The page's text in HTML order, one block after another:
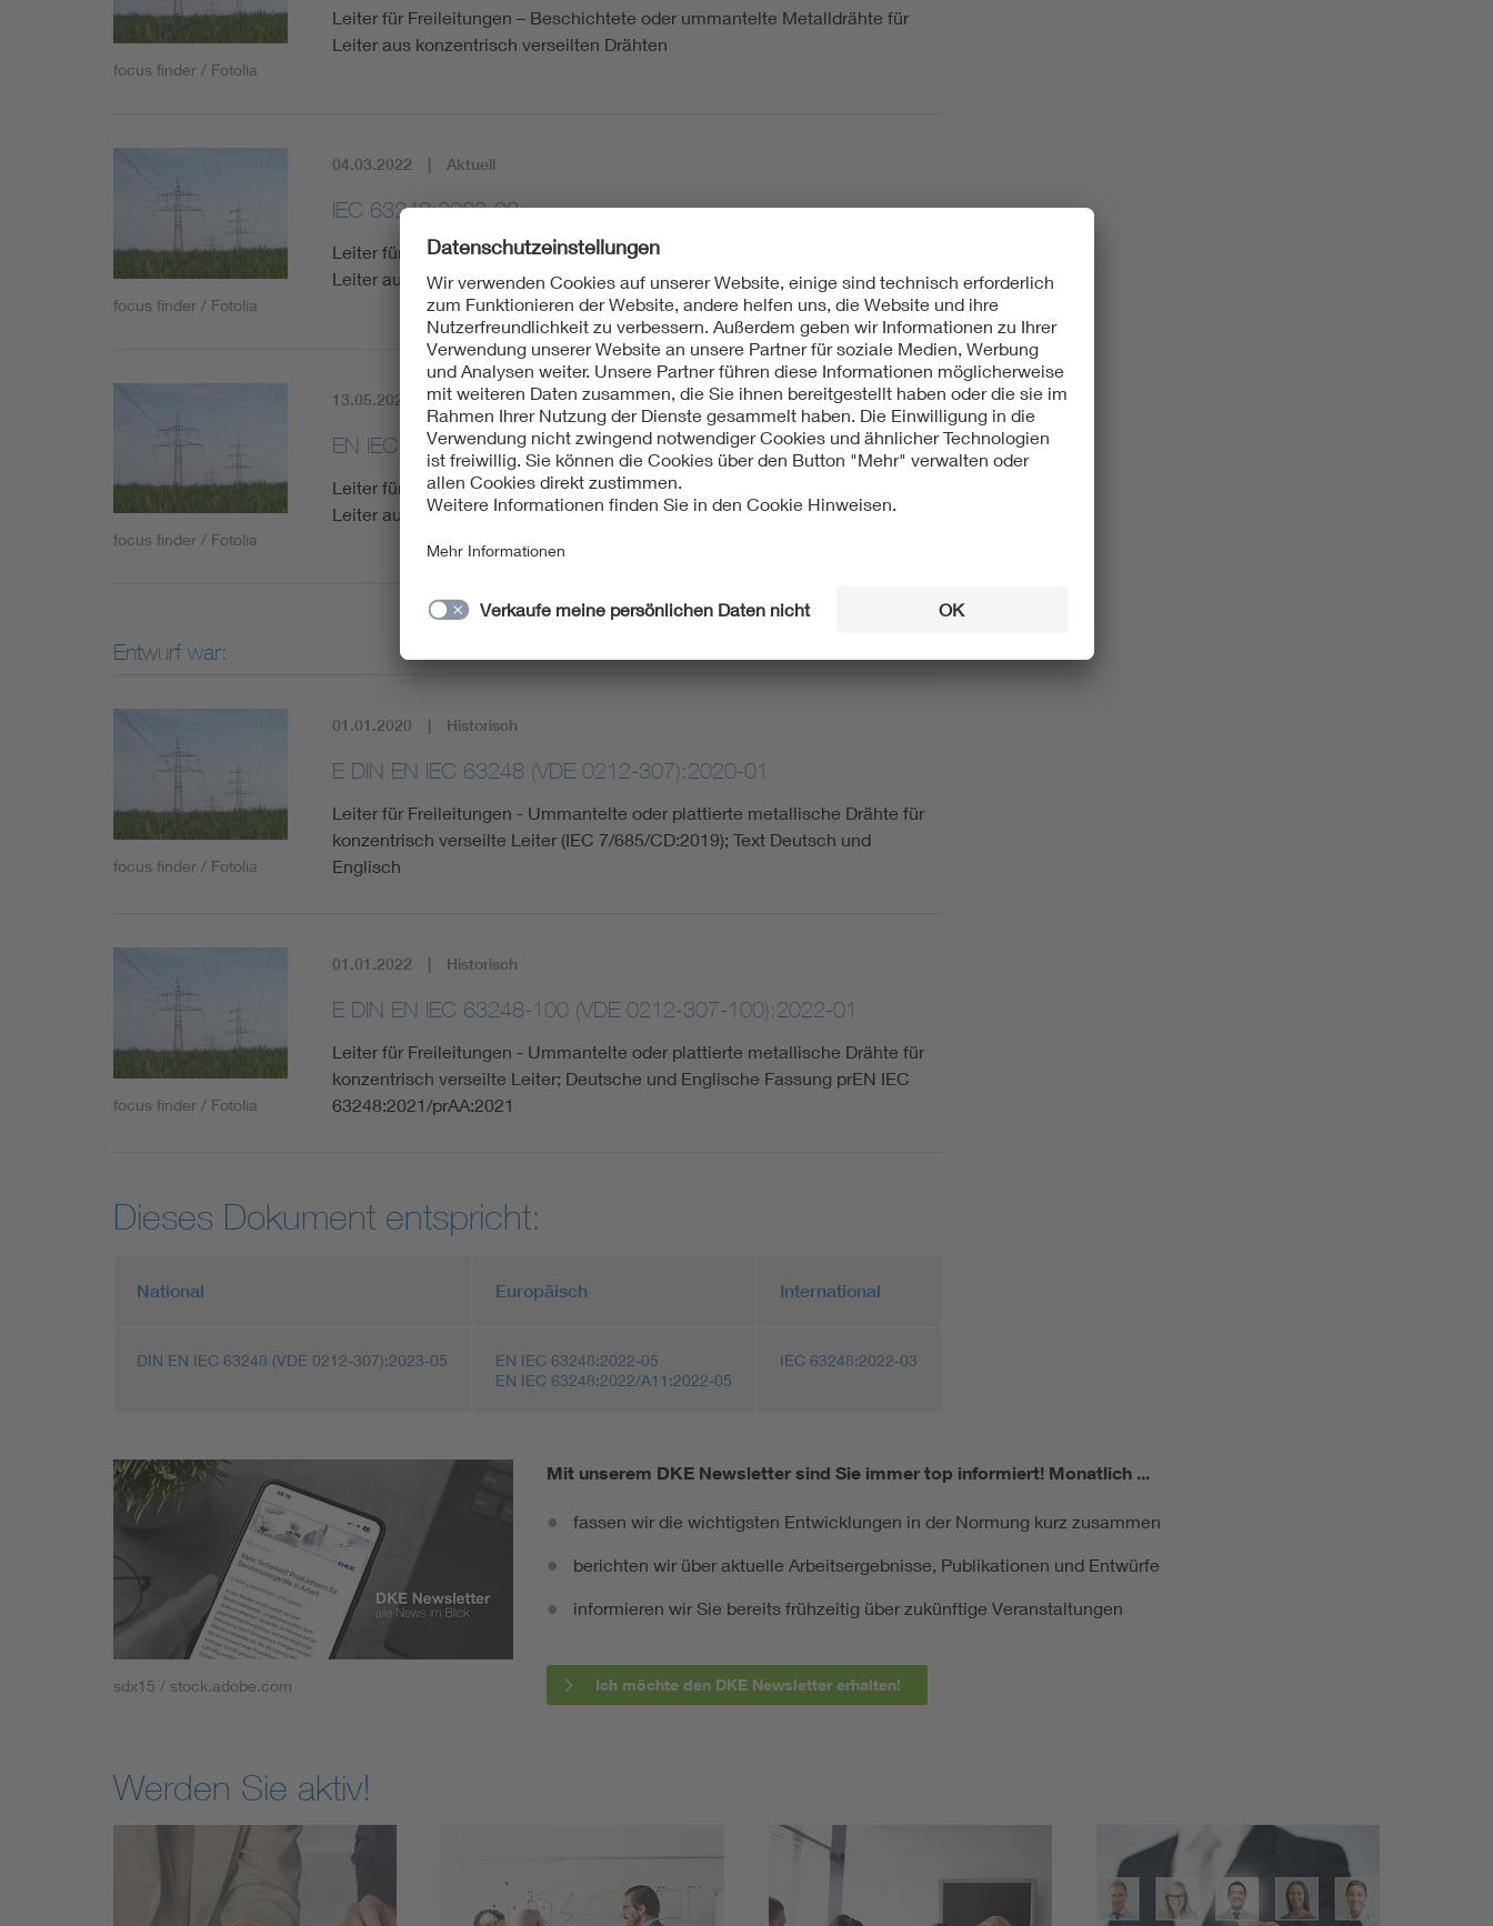
focus finder / Fotolia
Leiter für Freileitungen – Beschichtete oder ummantelte Metalldrähte für
Leiter aus konzentrisch verseilten Drähten
focus finder / Fotolia
04.03.2022 Aktuell
IEC 63248:2022-03
Leiter für Freileitungen – Beschichtete oder ummantelte Metalldrähte für
Leiter aus konzentrisch verseilten Drähten
focus finder / Fotolia
13.05.2022 Aktuell
EN IEC 63248:2022/A11:2022-05
Leiter für Freileitungen - Beschichtete oder ummantelte Metalldrähte für
Leiter aus konzentrisch verseilten Drähten
Entwurf war:
focus finder / Fotolia
01.01.2020 Historisch
E DIN EN IEC 63248 (VDE 0212-307):2020-01
Leiter für Freileitungen - Ummantelte oder plattierte metallische Drähte für
konzentrisch verseilte Leiter (IEC 7/685/CD:2019); Text Deutsch und
Englisch
focus finder / Fotolia
01.01.2022 Historisch
E DIN EN IEC 63248-100 (VDE 0212-307-100):2022-01
Leiter für Freileitungen - Ummantelte oder plattierte metallische Drähte für
konzentrisch verseilte Leiter; Deutsche und Englische Fassung prEN IEC
63248:2021/prAA:2021
Dieses Dokument entspricht:
National Europäisch International
DIN EN IEC 63248 (VDE 0212-307):2023-05
EN IEC 63248:2022-05
EN IEC 63248:2022/A11:2022-05
IEC 63248:2022-03
sdx15 / stock.adobe.com
Mit unserem DKE Newsletter sind Sie immer top informiert! Monatlich ...
fassen wir die wichtigsten Entwicklungen in der Normung kurz zusammen
berichten wir über aktuelle Arbeitsergebnisse, Publikationen und Entwürfe
informieren wir Sie bereits frühzeitig über zukünftige Veranstaltungen
Ich möchte den DKE Newsletter erhalten!
Werden Sie aktiv!